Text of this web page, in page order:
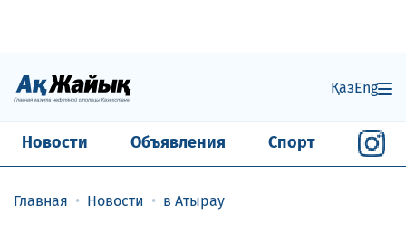
ҚазEng
Новости Объявления Спорт
Главная Новости в Атырау